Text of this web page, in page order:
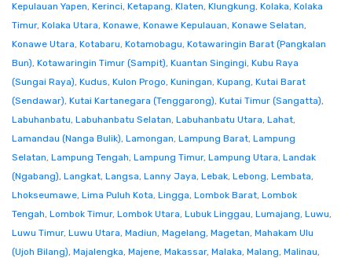
Kepulauan Yapen, Kerinci, Ketapang, Klaten, Klungkung, Kolaka, Kolaka
Timur, Kolaka Utara, Konawe, Konawe Kepulauan, Konawe Selatan,
Konawe Utara, Kotabaru, Kotamobagu, Kotawaringin Barat (Pangkalan
Bun), Kotawaringin Timur (Sampit), Kuantan Singingi, Kubu Raya
(Sungai Raya), Kudus, Kulon Progo, Kuningan, Kupang, Kutai Barat
(Sendawar), Kutai Kartanegara (Tenggarong), Kutai Timur (Sangatta),
Labuhanbatu, Labuhanbatu Selatan, Labuhanbatu Utara, Lahat,
Lamandau (Nanga Bulik), Lamongan, Lampung Barat, Lampung
Selatan, Lampung Tengah, Lampung Timur, Lampung Utara, Landak
(Ngabang), Langkat, Langsa, Lanny Jaya, Lebak, Lebong, Lembata,
Lhokseumawe, Lima Puluh Kota, Lingga, Lombok Barat, Lombok
Tengah, Lombok Timur, Lombok Utara, Lubuk Linggau, Lumajang, Luwu,
Luwu Timur, Luwu Utara, Madiun, Magelang, Magetan, Mahakam Ulu
(Ujoh Bilang), Majalengka, Majene, Makassar, Malaka, Malang, Malinau,